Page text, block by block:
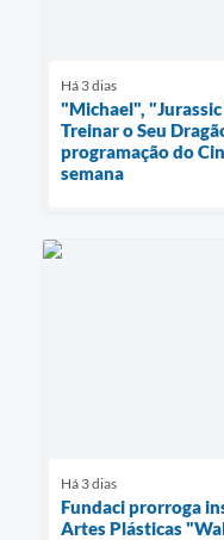
Há 3 dias
"Michael",
Treinar o Seu
programação do
semana
Há 3 dias
Fundaci prorroga
Artes Plásticas